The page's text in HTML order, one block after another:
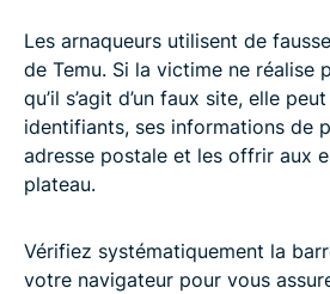
Les arnaqueurs utilisent de
de Temu. Si la victime ne réalise
qu’il s’agit d’un faux site, elle
identifiants, ses informations de
adresse postale et les offrir aux
plateau.
Vérifiez systématiquement la
votre navigateur pour vous